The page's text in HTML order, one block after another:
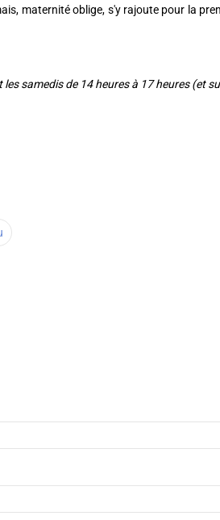
maternité oblige, s'y rajoute pour la
samedis de 14 heures à 17 heures (et